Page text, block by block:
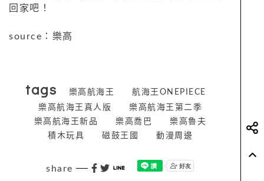
回家吧！
source：樂高
tags 樂高航海王
航海王ONEPIECE
樂高航海王真人版
樂高航海王第二季
樂高航海王新品
樂高喬巴
樂高魯夫
積木玩具
磁鼓王國 動漫周邊
share